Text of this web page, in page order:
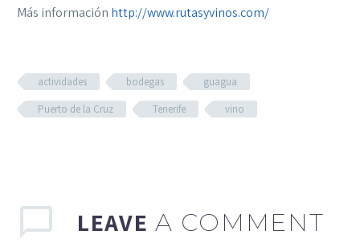
Más información http://www.rutasyvinos.com/
actividades bodegas
guagua
Puerto de la Cruz
Tenerife vino
LEAVE A COMMENT